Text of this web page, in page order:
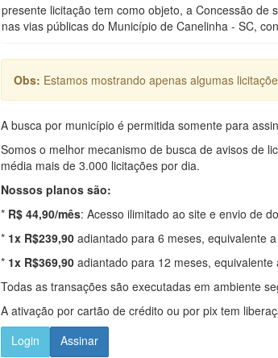
presente licitação tem como objeto, a Concessão
nas vias públicas do Município de Canelinha - SC,
Obs: Estamos mostrando apenas algumas
A busca por município é permitida somente para
Somos o melhor mecanismo de busca de avisos de
média mais de 3.000 licitações por dia.
Nossos planos são:
* R$ 44,90/mês: Acesso ilimitado ao site e envio de
* 1x R$239,90 adiantado para 6 meses, equivalente
* 1x R$369,90 adiantado para 12 meses,
Todas as transações são executadas em ambiente
A ativação por cartão de crédito ou por pix tem
Login
Assinar